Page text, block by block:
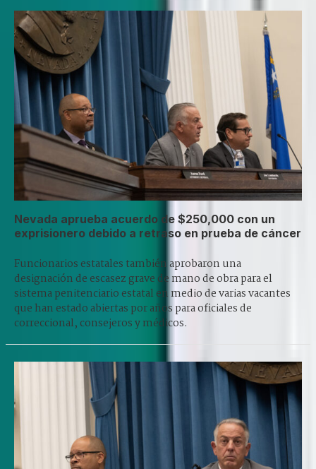
Nevada aprueba acuerdo de $250,000 con un
exprisionero debido a retraso en prueba de cáncer
Funcionarios estatales también aprobaron una
designación de escasez grave de mano de obra para el
sistema penitenciario estatal en medio de varias vacantes
que han estado abiertas por años para oficiales de
correccional, consejeros y médicos.